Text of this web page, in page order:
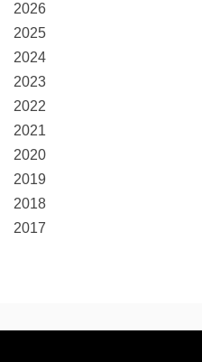
2026
2025
2024
2023
2022
2021
2020
2019
2018
2017